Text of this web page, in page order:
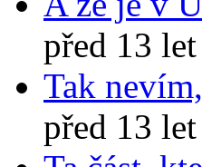
před 13
Tak
před 13